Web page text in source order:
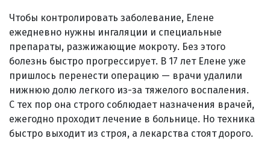
Чтобы контролировать заболевание, Елене
ежедневно нужны ингаляции и специальные
препараты, разжижающие мокроту. Без этого
болезнь быстро прогрессирует. В 17 лет Елене уже
пришлось перенести операцию — врачи удалили
нижнюю долю легкого из-за тяжелого воспаления.
С тех пор она строго соблюдает назначения врачей,
ежегодно проходит лечение в больнице. Но техника
быстро выходит из строя, а лекарства стоят дорого.